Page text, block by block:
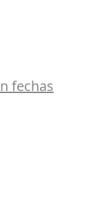
fechas